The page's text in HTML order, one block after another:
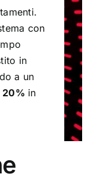
con
in
a un
20% in